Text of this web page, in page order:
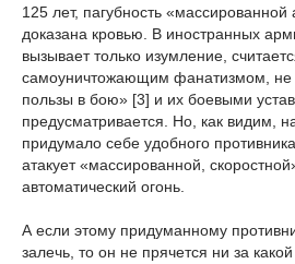
125 лет, пагубность
доказана кровью. В иностранных
вызывает только изумление,
самоуничтожающим фанатизмом, не
пользы в бою» [3] и их боевыми
предусматривается. Но, как видим,
придумало себе удобного
атакует «массированной,
автоматический огонь.
А если этому придуманному
залечь, то он не прячется ни за